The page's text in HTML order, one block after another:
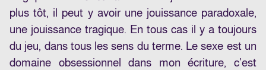
plus tôt, il peut y avoir une jouissance paradoxale,
une jouissance tragique. En tous cas il y a toujours
du jeu, dans tous les sens du terme. Le sexe est un
domaine obsessionnel dans mon écriture, c’est